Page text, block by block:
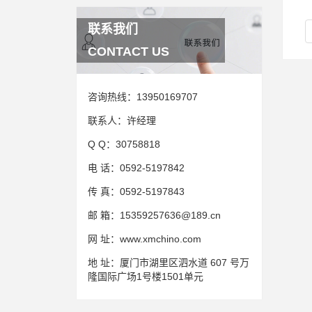
联系我们
CONTACT US
咨询热线： 13950169707
联系人： 许经理
Q Q： 30758818
电 话： 0592-5197842
传 真： 0592-5197843
邮 箱： 15359257636@189.cn
网 址： www.xmchino.com
地 址： 厦门市湖里区泗水道 607 号万
隆国际广场1号楼1501单元